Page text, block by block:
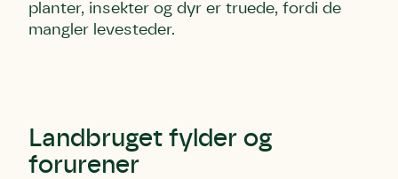
planter, insekter og dyr er truede, fordi de
mangler levesteder.
Landbruget fylder og
forurener